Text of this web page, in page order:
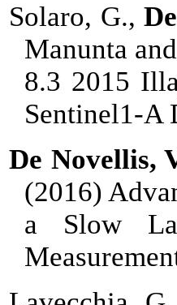
Solaro, G.,
Manunta
8.3 2015
Sentinel1-A
De Novellis,
(2016)
a Slow